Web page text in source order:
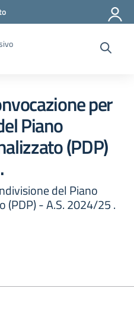
per
Piano
(PDP)
del Piano
- A.S. 2024/25 .